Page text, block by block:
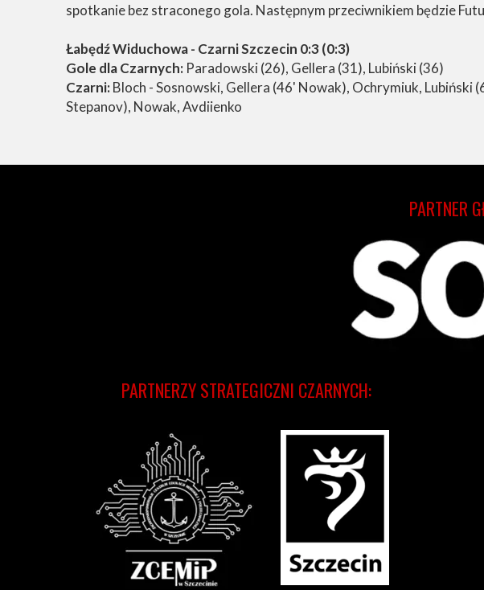
spotkanie bez straconego gola. Następnym przeciwnikiem będzie
Łabędź Widuchowa - Czarni Szczecin 0:3 (0:3)
Gole dla Czarnych: Paradowski (26), Gellera (31), Lubiński (36)
Czarni:Bloch - Sosnowski, Gellera (46' Nowak), Ochrymiuk,
Stepanov), Nowak, Avdiienko
PARTNERZY STRATEGICZNI CZARNYCH:
PARTNER